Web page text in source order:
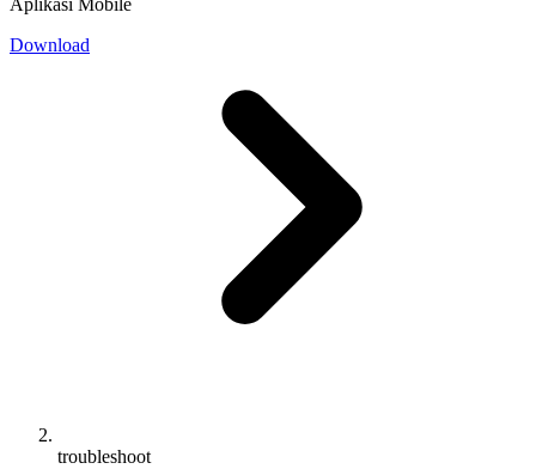
Aplikasi Mobile
Download
troubleshoot